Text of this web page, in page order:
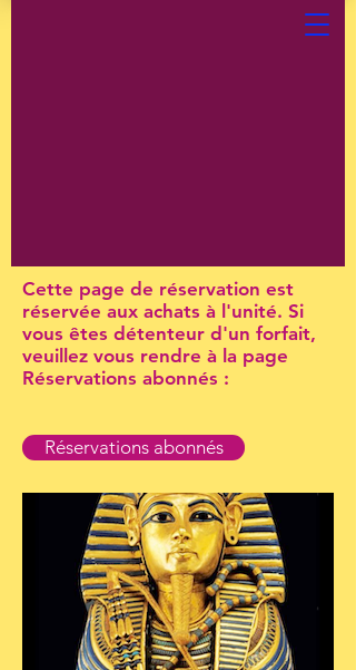
Cette page de réservation est
réservée aux achats à l'unité. Si
vous êtes détenteur d'un forfait,
veuillez vous rendre à la page
Réservations abonnés :
Réservations abonnés